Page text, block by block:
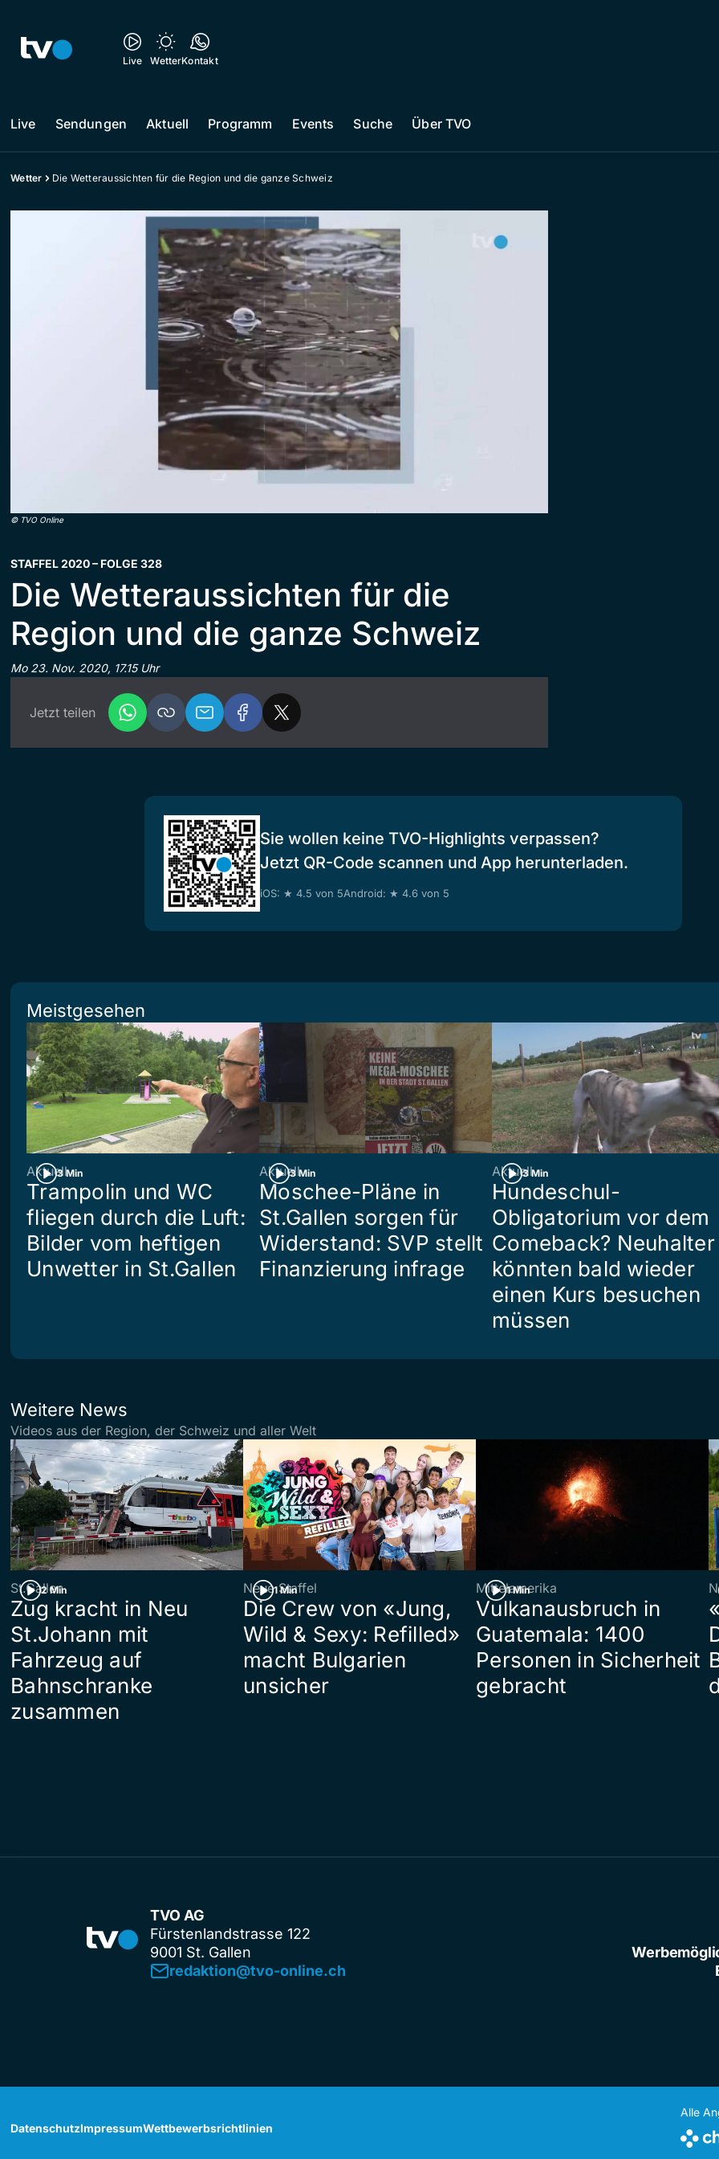
Live WetterKontakt
Live Sendungen Aktuell Programm Events Suche Über TVO
Wetter Die Wetteraussichten für die Region und die ganze Schweiz
© TVO Online
STAFFEL 2020 – FOLGE 328
Die Wetteraussichten für die
Region und die ganze Schweiz
Mo 23. Nov. 2020, 17.15 Uhr
Jetzt teilen
Sie wollen keine TVO-Highlights verpassen?
Jetzt QR-Code scannen und App herunterladen.
iOS: ★ 4.5 von 5Android: ★ 4.6 von 5
Meistgesehen
3 Min
Aktuell
Trampolin und WC
fliegen durch die Luft:
Bilder vom heftigen
Unwetter in St.Gallen
3 Min
Aktuell
Moschee-Pläne in
St.Gallen sorgen für
Widerstand: SVP stellt
Finanzierung infrage
3 Min
Aktuell
Hundeschul-
Obligatorium vor dem
Comeback? Neuhalter
könnten bald wieder
einen Kurs besuchen
müssen
Weitere News
Videos aus der Region, der Schweiz und aller Welt
2 Min
St.Gallen
Zug kracht in Neu
St.Johann mit
Fahrzeug auf
Bahnschranke
zusammen
1 Min
Neue Staffel
Die Crew von «Jung,
Wild & Sexy: Refilled»
macht Bulgarien
unsicher
1 Min
Mittelamerika
Vulkanausbruch in
Guatemala: 1400
Personen in Sicherheit
gebracht
TVO AG
Fürstenlandstrasse 122
9001 St. Gallen
redaktion@tvo-online.ch
DatenschutzImpressumWettbewerbsrichtlinien
Alle